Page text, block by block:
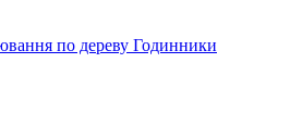
по дереву Годинники